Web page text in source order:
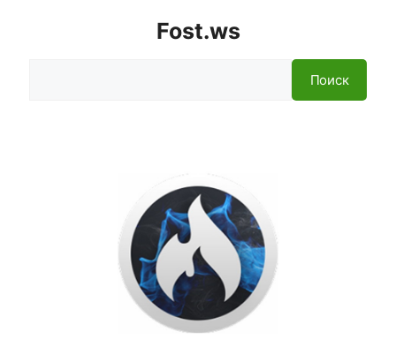
Fost.ws
Поиск